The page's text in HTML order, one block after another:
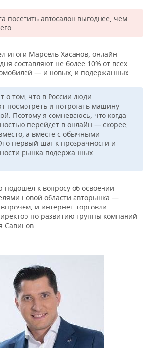
посетить автосалон выгоднее, чем
итоги Марсель Хасанов, онлайн
составляют не более 10% от всех
— и новых, и подержанных:
о том, что в России люди
посмотреть и потрогать машину
Поэтому я сомневаюсь, что когда-
перейдет в онлайн — скорее,
а вместе с обычными
первый шаг к прозрачности и
рынка подержанных
подошел к вопросу об освоении
новой области авторынка —
и интернет-торговли
по развитию группы компаний
Савинов: